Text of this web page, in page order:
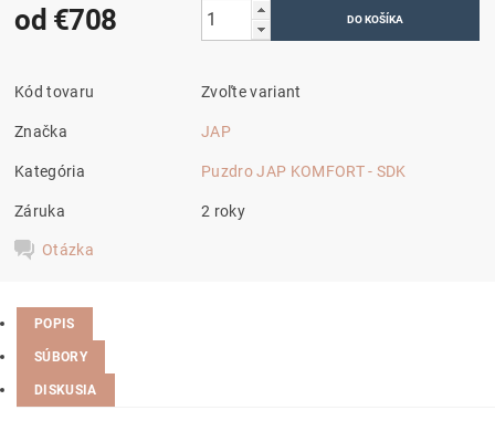
od €708
Kód tovaru Zvoľte variant
Značka JAP
Kategória Puzdro JAP KOMFORT - SDK
Záruka 2 roky
Otázka
POPIS
SÚBORY
DISKUSIA